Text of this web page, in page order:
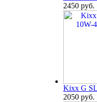
2450 руб.
Kixx G
2050 руб.